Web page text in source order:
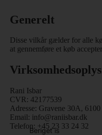
Beriget is
Generelt
Disse vilkår gælder for alle
at gennemføre et køb
Rani Isbar
CVR: 42177539
Adresse: Gravene 30A,
Email: info@raniisbar.dk
Telefon: +45 23 33 24 32